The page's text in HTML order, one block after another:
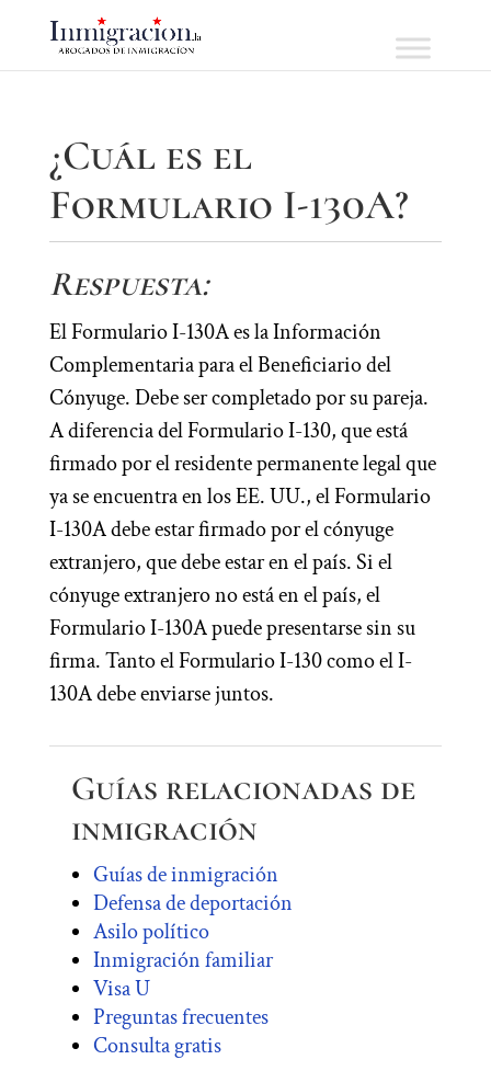
¿Cuál es el
Formulario I-130A?
Respuesta:
El Formulario I-130A es la Información
Complementaria para el Beneficiario del
Cónyuge. Debe ser completado por su pareja.
A diferencia del Formulario I-130, que está
firmado por el residente permanente legal que
ya se encuentra en los EE. UU., el Formulario
I-130A debe estar firmado por el cónyuge
extranjero, que debe estar en el país. Si el
cónyuge extranjero no está en el país, el
Formulario I-130A puede presentarse sin su
firma. Tanto el Formulario I-130 como el I-
130A debe enviarse juntos.
Guías relacionadas de
inmigración
Guías de inmigración
Defensa de deportación
Asilo político
Inmigración familiar
Visa U
Preguntas frecuentes
Consulta gratis